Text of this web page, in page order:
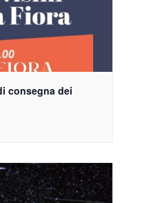
consegna dei